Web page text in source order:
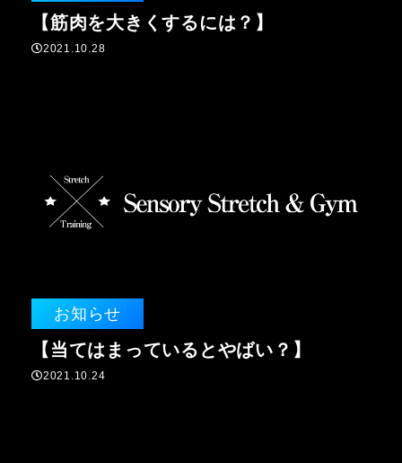
【筋肉を大きくするには？】
2021.10.28
お知らせ
【当てはまっているとやばい？】
2021.10.24